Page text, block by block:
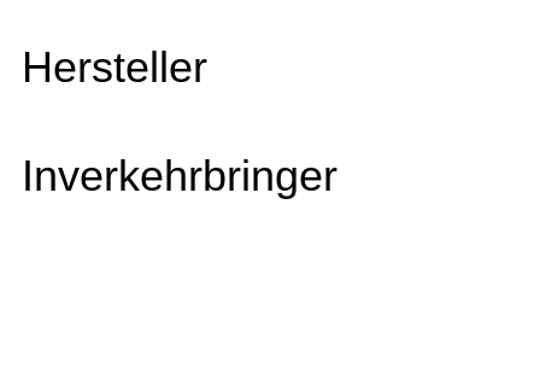
Hersteller
Inverkehrbringer